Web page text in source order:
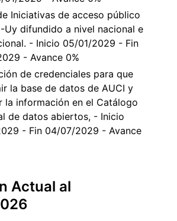
Iniciativas de acceso público
Uy difundido a nivel nacional e
- Inicio 05/01/2029 - Fin
- Avance 0%
de credenciales para que
la base de datos de AUCI y
la información en el Catálogo
de datos abiertos, - Inicio
- Fin 04/07/2029 - Avance
Actual al